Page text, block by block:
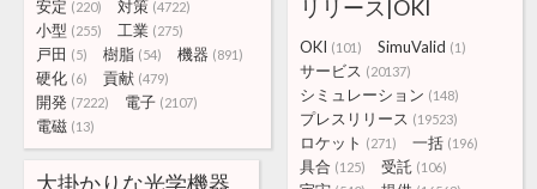
安定 (220) 対策 (4722)
小型 (255) 工業 (275)
戸田 (5) 樹脂 (54) 機器 (891)
硬化 (6) 貢献 (479)
開発 (7222) 電子 (2107)
電磁 (13)
リリース|OKI
OKI (101) SimuValid (1)
サービス (20137)
シミュレーション (148)
プレスリリース (19523)
ロケット (271) 一括 (196)
具合 (125) 受託 (106)
大掛かりな光学機器